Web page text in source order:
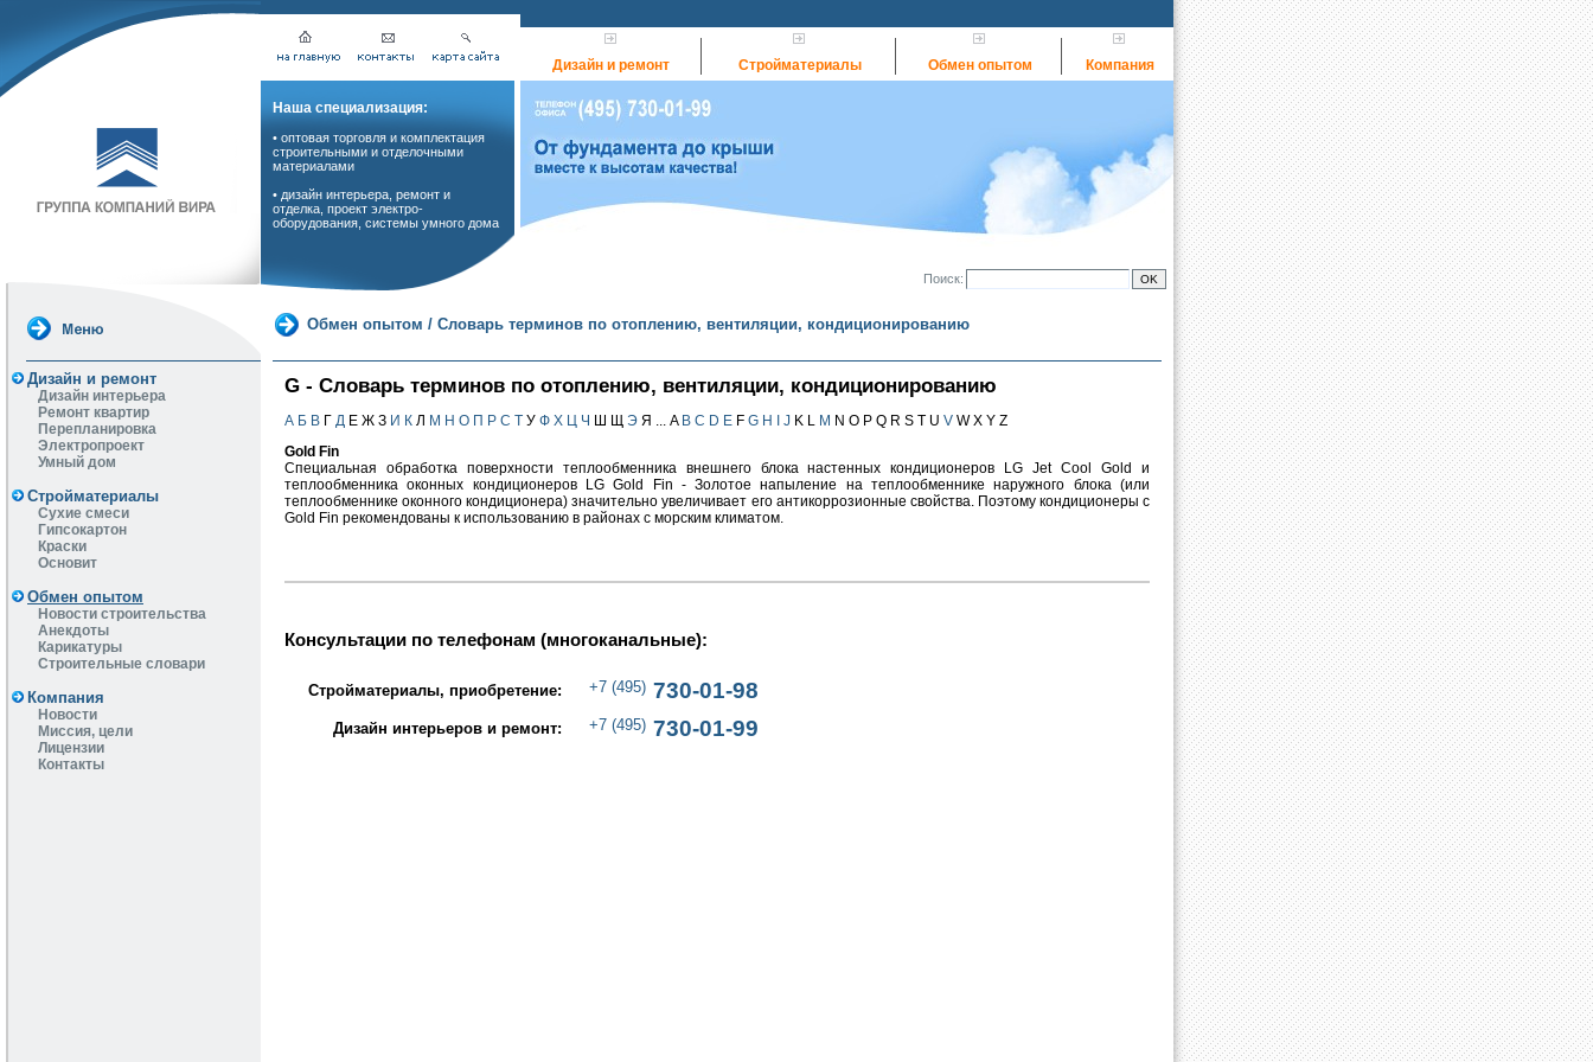
Дизайн и ремонт Стройматериалы Обмен опытом Компания
Наша специализация:
• оптовая торговля и комплектация
строительными и отделочными
материалами
• дизайн интерьера, ремонт и
отделка, проект электро-
оборудования, системы умного дома
Поиск:
Дизайн и ремонт
Дизайн интерьера
Ремонт квартир
Перепланировка
Электропроект
Умный дом
Стройматериалы
Сухие смеси
Гипсокартон
Краски
Основит
Обмен опытом
Новости строительства
Анекдоты
Карикатуры
Строительные словари
Компания
Новости
Миссия, цели
Лицензии
Контакты
Обмен опытом / Словарь терминов по отоплению, вентиляции, кондиционированию
G - Словарь терминов по отоплению, вентиляции, кондиционированию
А Б В Г Д Е Ж З И К Л М Н О П Р С Т У Ф Х Ц Ч Ш Щ Э Я ... A B C D E F G H J K L M N O P Q R S T U V W X Y Z
Gold Fin
Специальная обработка поверхности теплообменника внешнего блока настенных кондиционеров LG Jet Cool Gold и
теплообменника оконных кондиционеров LG Gold Fin - Золотое напыление на теплообменнике наружного блока (или
теплообменнике оконного кондиционера) значительно увеличивает его антикоррозионные свойства. Поэтому кондиционеры с
Gold Fin рекомендованы к использованию в районах с морским климатом.
Консультации по телефонам (многоканальные):
Стройматериалы, приобретение: +7 (495) 730-01-98
Дизайн интерьеров и ремонт: +7 (495) 730-01-99